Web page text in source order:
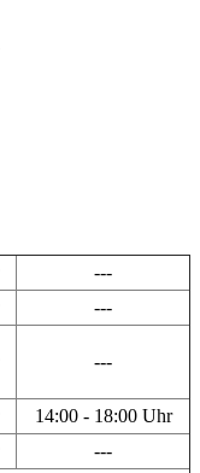
---
---
---
14:00 - 18:00 Uhr
---